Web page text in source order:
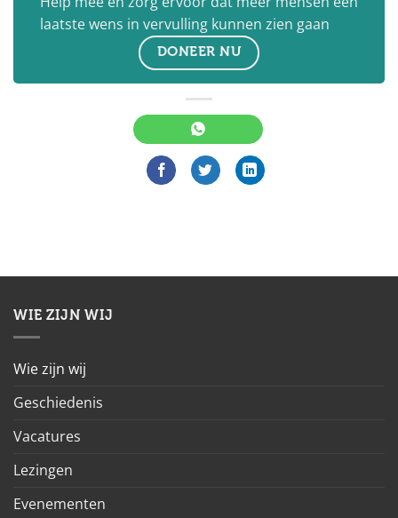
laatste wens in vervulling kunnen zien gaan
DONEER NU
WIE ZIJN WIJ
Wie zijn wij
Geschiedenis
Vacatures
Lezingen
Evenementen